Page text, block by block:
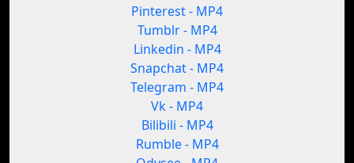
Pinterest - MP4
Tumblr - MP4
Linkedin - MP4
Snapchat - MP4
Telegram - MP4
Vk - MP4
Bilibili - MP4
Rumble - MP4